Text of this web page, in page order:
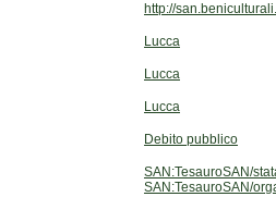
http://
Lucca
Lucca
Lucca
Debito pubblico
SAN:TesauroSAN/
SAN:TesauroSAN/